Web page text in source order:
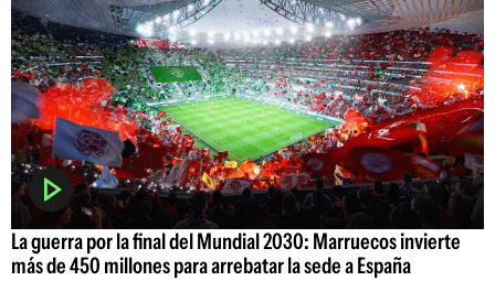
La guerra por la final del Mundial 2030: Marruecos invierte
más de 450 millones para arrebatar la sede a España